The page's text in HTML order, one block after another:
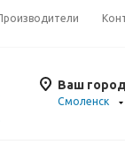
Ваш город
Смоленск